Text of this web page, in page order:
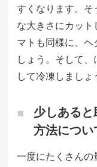
すくなります。そ
な大きさにカット
マトも同様に、ヘ
しょう。そして
して冷凍しましょ
少しある
方法につ
一度にたくさんの